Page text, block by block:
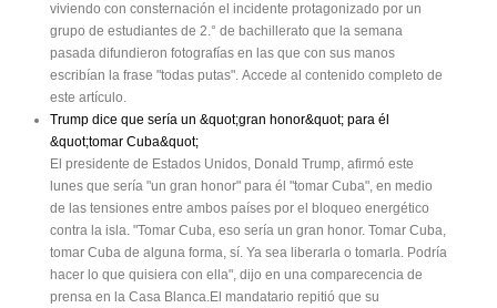
viviendo con consternación el incidente protagonizado por un
grupo de estudiantes de 2.° de bachillerato que la semana
pasada difundieron fotografías en las que con sus manos
escribían la frase "todas putas". Accede al contenido completo de
este artículo.
Trump dice que sería un &quot;gran honor&quot; para él
&quot;tomar Cuba&quot;
El presidente de Estados Unidos, Donald Trump, afirmó este
lunes que sería "un gran honor" para él "tomar Cuba", en medio
de las tensiones entre ambos países por el bloqueo energético
contra la isla. "Tomar Cuba, eso sería un gran honor. Tomar Cuba,
tomar Cuba de alguna forma, sí. Ya sea liberarla o tomarla. Podría
hacer lo que quisiera con ella", dijo en una comparecencia de
prensa en la Casa Blanca.El mandatario repitió que su